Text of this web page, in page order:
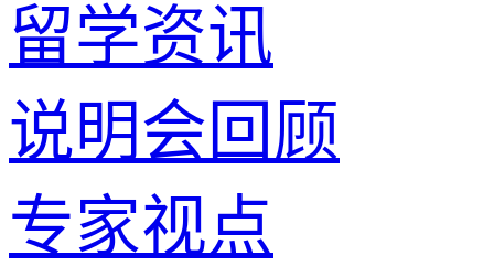
留学资讯
说明会回顾
专家视点